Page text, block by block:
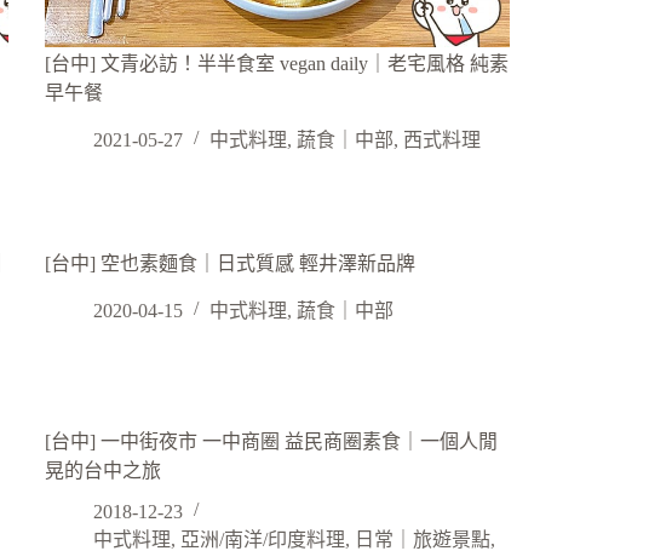
[台中] 文青必訪！半半食室 vegan daily｜老宅風格 純素
早午餐
2021-05-27 中式料理, 蔬食｜中部, 西式料理
[台中] 空也素麵食｜日式質感 輕井澤新品牌
2020-04-15 中式料理, 蔬食｜中部
[台中] 一中街夜市 一中商圈 益民商圈素食｜一個人閒
晃的台中之旅
2018-12-23
中式料理, 亞洲/南洋/印度料理, 日常｜旅遊景點,